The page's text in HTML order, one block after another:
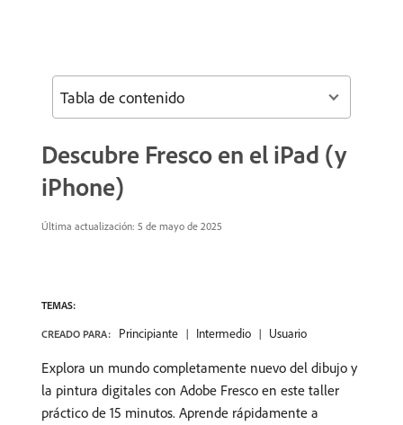
Descubre Fresco en el iPad (y
iPhone)
Última actualización: 5 de mayo de 2025
TEMAS:
CREADO PARA: Principiante Intermedio Usuario
Explora un mundo completamente nuevo del dibujo y
la pintura digitales con Adobe Fresco en este taller
práctico de 15 minutos. Aprende rápidamente a
Tabla de contenido